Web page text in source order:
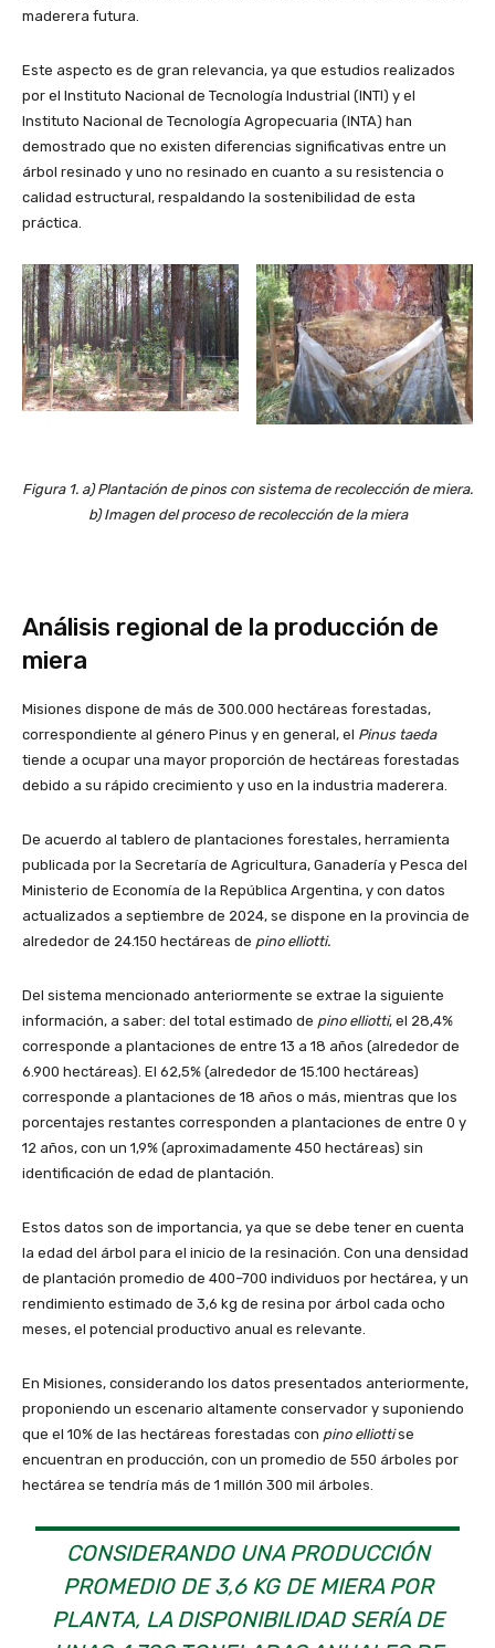
maderera futura.
Este aspecto es de gran relevancia, ya que estudios realizados
por el Instituto Nacional de Tecnología Industrial (INTI) y el
Instituto Nacional de Tecnología Agropecuaria (INTA) han
demostrado que no existen diferencias significativas entre un
árbol resinado y uno no resinado en cuanto a su resistencia o
calidad estructural, respaldando la sostenibilidad de esta
práctica.
Figura 1. a) Plantación de pinos con sistema de recolección de miera.
b) Imagen del proceso de recolección de la miera
Análisis regional de la producción de
miera
Misiones dispone de más de 300.000 hectáreas forestadas,
correspondiente al género Pinus y en general, el Pinus taeda
tiende a ocupar una mayor proporción de hectáreas forestadas
debido a su rápido crecimiento y uso en la industria maderera.
De acuerdo al tablero de plantaciones forestales, herramienta
publicada por la Secretaría de Agricultura, Ganadería y Pesca del
Ministerio de Economía de la República Argentina, y con datos
actualizados a septiembre de 2024, se dispone en la provincia de
alrededor de 24.150 hectáreas de pino elliotti.
Del sistema mencionado anteriormente se extrae la siguiente
información, a saber: del total estimado de pino elliotti, el 28,4%
corresponde a plantaciones de entre 13 a 18 años (alrededor de
6.900 hectáreas). El 62,5% (alrededor de 15.100 hectáreas)
corresponde a plantaciones de 18 años o más, mientras que los
porcentajes restantes corresponden a plantaciones de entre 0 y
12 años, con un 1,9% (aproximadamente 450 hectáreas) sin
identificación de edad de plantación.
Estos datos son de importancia, ya que se debe tener en cuenta
la edad del árbol para el inicio de la resinación. Con una densidad
de plantación promedio de 400–700 individuos por hectárea, y un
rendimiento estimado de 3,6 kg de resina por árbol cada ocho
meses, el potencial productivo anual es relevante.
En Misiones, considerando los datos presentados anteriormente,
proponiendo un escenario altamente conservador y suponiendo
que el 10% de las hectáreas forestadas con pino elliottise
encuentran en producción, con un promedio de 550 árboles por
hectárea se tendría más de 1 millón 300 mil árboles.
CONSIDERANDO UNA PRODUCCIÓN
PROMEDIO DE 3,6 KG DE MIERA POR
PLANTA, LA DISPONIBILIDAD SERÍA DE